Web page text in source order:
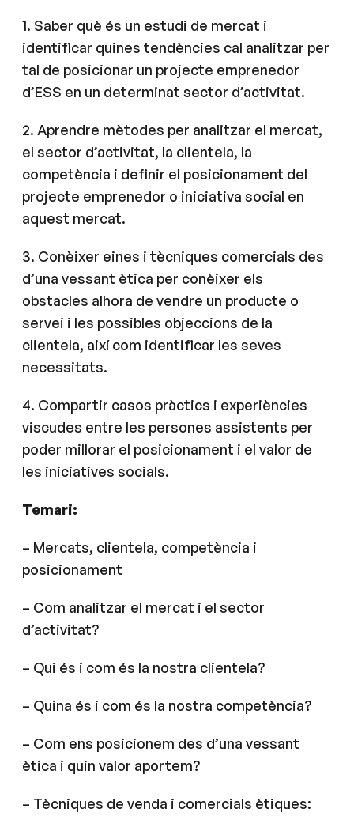
1. Saber què és un estudi de mercat i
identificar quines tendències cal analitzar per
tal de posicionar un projecte emprenedor
d’ESS en un determinat sector d’activitat.
2. Aprendre mètodes per analitzar el mercat,
el sector d’activitat, la clientela, la
competència i definir el posicionament del
projecte emprenedor o iniciativa social en
aquest mercat.
3. Conèixer eines i tècniques comercials des
d’una vessant ètica per conèixer els
obstacles alhora de vendre un producte o
servei i les possibles objeccions de la
clientela, així com identificar les seves
necessitats.
4. Compartir casos pràctics i experiències
viscudes entre les persones assistents per
poder millorar el posicionament i el valor de
les iniciatives socials.
Temari:
– Mercats, clientela, competència i
posicionament
– Com analitzar el mercat i el sector
d’activitat?
– Qui és i com és la nostra clientela?
– Quina és i com és la nostra competència?
– Com ens posicionem des d’una vessant
ètica i quin valor aportem?
– Tècniques de venda i comercials ètiques: